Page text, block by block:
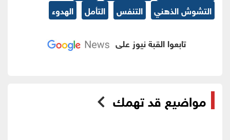
التشوش الذهني
التنفس التأمل الهدوء
تابعوا القبة نيوز على
مواضيع قد تهمك